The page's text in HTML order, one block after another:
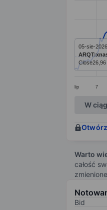
Line
The
The
lip 7
05-sie-
Close26,96
End of
W
Warto
całość
Bid